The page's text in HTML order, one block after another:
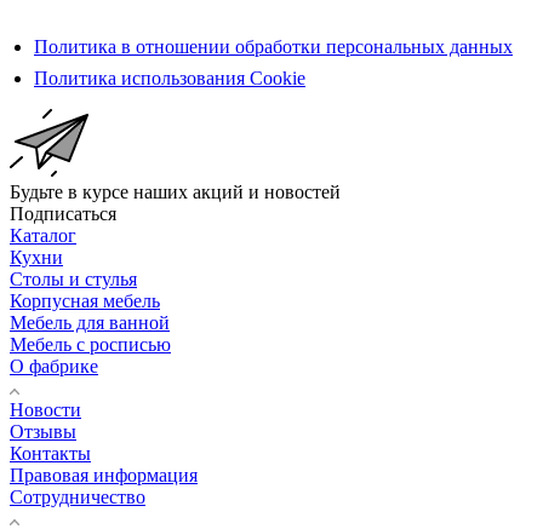
Политика в отношении обработки персональных данных
Политика использования Cookie
Будьте в курсе наших акций и новостей
Подписаться
Каталог
Кухни
Столы и стулья
Корпусная мебель
Мебель для ванной
Мебель с росписью
О фабрике
Новости
Отзывы
Контакты
Правовая информация
Сотрудничество